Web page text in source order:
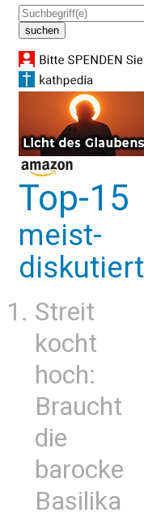
Top-15
meist-
diskutiert
Streit
kocht
hoch:
Braucht
die
barocke
Basilika